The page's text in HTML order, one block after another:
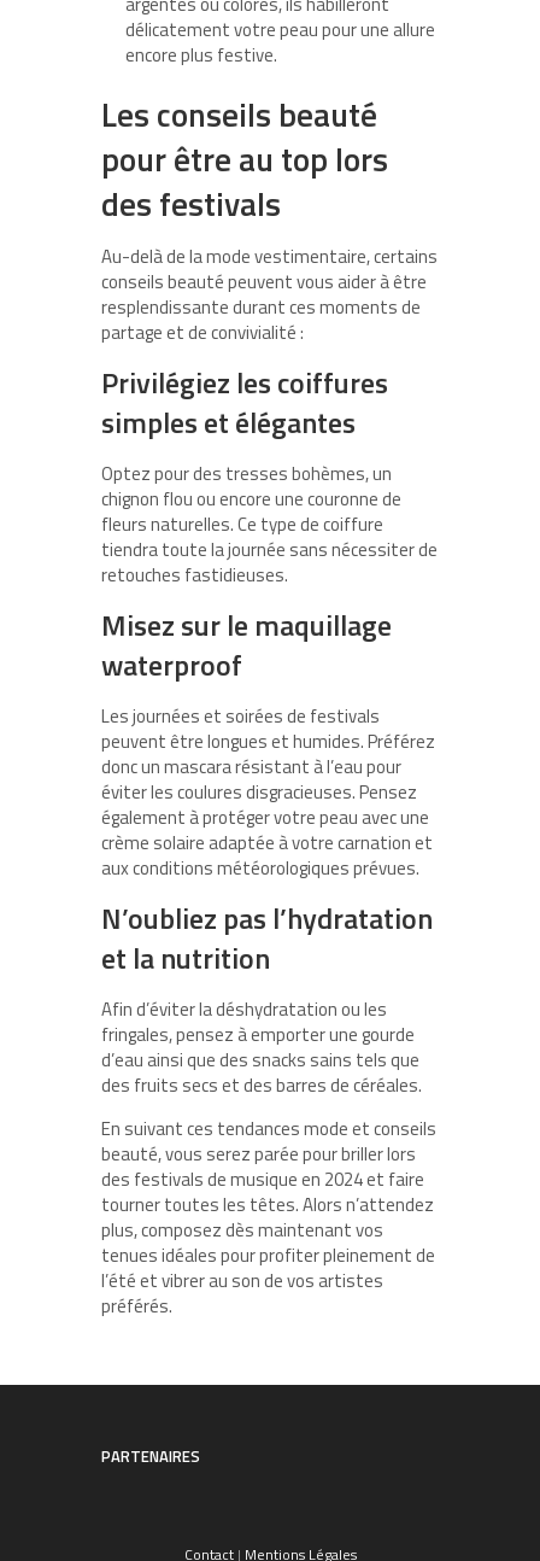
délicatement votre peau pour une allure
encore plus festive.
Les conseils beauté
pour être au top lors
des festivals
Au-delà de la mode vestimentaire, certains
conseils beauté peuvent vous aider à être
resplendissante durant ces moments de
partage et de convivialité :
Privilégiez les coiffures
simples et élégantes
Optez pour des tresses bohèmes, un
chignon flou ou encore une couronne de
fleurs naturelles. Ce type de coiffure
tiendra toute la journée sans nécessiter de
retouches fastidieuses.
Misez sur le maquillage
waterproof
Les journées et soirées de festivals
peuvent être longues et humides. Préférez
donc un mascara résistant à l’eau pour
éviter les coulures disgracieuses. Pensez
également à protéger votre peau avec une
crème solaire adaptée à votre carnation et
aux conditions météorologiques prévues.
N’oubliez pas l’hydratation
et la nutrition
Afin d’éviter la déshydratation ou les
fringales, pensez à emporter une gourde
d’eau ainsi que des snacks sains tels que
des fruits secs et des barres de céréales.
En suivant ces tendances mode et conseils
beauté, vous serez parée pour briller lors
des festivals de musique en 2024 et faire
tourner toutes les têtes. Alors n’attendez
plus, composez dès maintenant vos
tenues idéales pour profiter pleinement de
l’été et vibrer au son de vos artistes
préférés.
PARTENAIRES
Contact| Mentions Légales